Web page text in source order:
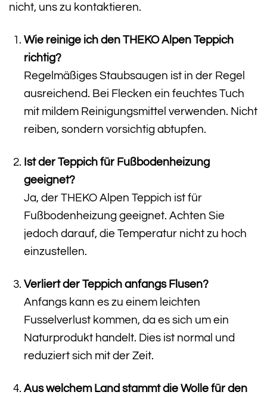
nicht, uns zu kontaktieren.
Wie reinige ich den THEKO Alpen Teppich
richtig?
Regelmäßiges Staubsaugen ist in der Regel
ausreichend. Bei Flecken ein feuchtes Tuch
mit mildem Reinigungsmittel verwenden. Nicht
reiben, sondern vorsichtig abtupfen.
Ist der Teppich für Fußbodenheizung
geeignet?
Ja, der THEKO Alpen Teppich ist für
Fußbodenheizung geeignet. Achten Sie
jedoch darauf, die Temperatur nicht zu hoch
einzustellen.
Verliert der Teppich anfangs Flusen?
Anfangs kann es zu einem leichten
Fusselverlust kommen, da es sich um ein
Naturprodukt handelt. Dies ist normal und
reduziert sich mit der Zeit.
Aus welchem Land stammt die Wolle für den